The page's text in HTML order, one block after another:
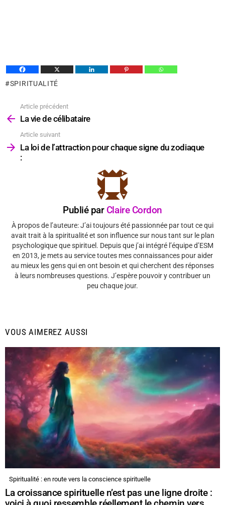
SPIRITUALITÉ
plus
Article précédent
La vie de célibataire
Article suivant
La loi de l’attraction pour chaque signe du zodiaque
:
Publié par Claire Cordon
À propos de l’auteure: J’ai toujours été passionnée par tout ce qui
avait trait à la spiritualité et son influence sur nous tant sur le plan
psychologique que spirituel. Depuis que j’ai intégré l’équipe d’ESM
en 2013, je mets au service toutes mes connaissances pour aider
au mieux les gens qui en ont besoin et qui cherchent des réponses
à leurs nombreuses questions. J’espère pouvoir y contribuer un
peu chaque jour.
VOUS AIMEREZ AUSSI
Spiritualité : en route vers la conscience spirituelle
La croissance spirituelle n’est pas une ligne droite :